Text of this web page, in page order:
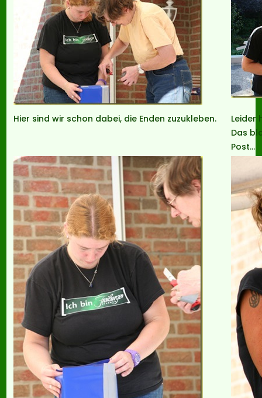
Hier sind wir schon dabei, die Enden zuzukleben.
Leider
Das
Post…